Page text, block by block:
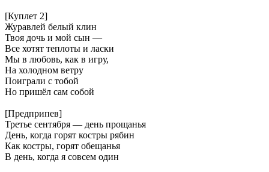
[Куплет 2]
Журавлей белый клин
Твоя дочь и мой сын —
Все хотят теплоты и ласки
Мы в любовь, как в игру,
На холодном ветру
Поиграли с тобой
Но пришёл сам собой
[Предприпев]
Третье сентября — день прощанья
День, когда горят костры рябин
Как костры, горят обещанья
В день, когда я совсем один